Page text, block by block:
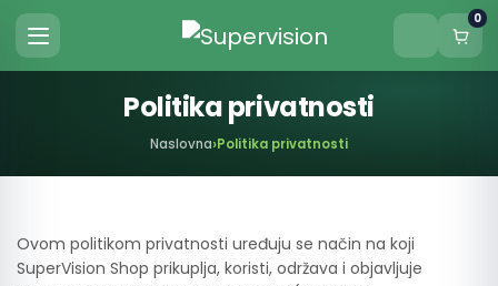
0
Politika privatnosti
Naslovna Politika privatnosti
Ovom politikom privatnosti uređuju se način na koji
SuperVision Shop prikuplja, koristi, održava i objavljuje